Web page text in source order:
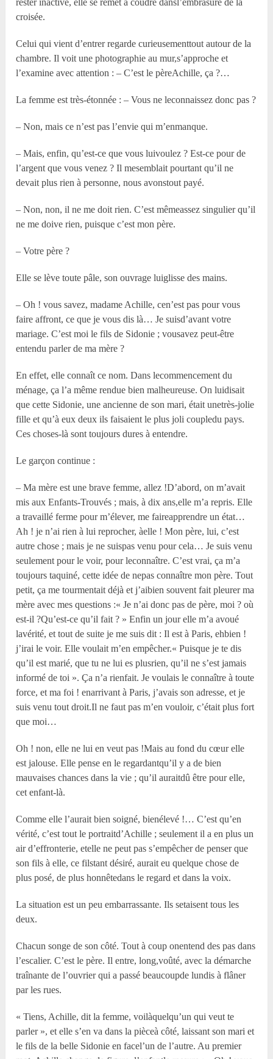
rester inactive, elle se remet à coudre dansl’embrasure de la
croisée.
Celui qui vient d’entrer regarde curieusementtout autour de la
chambre. Il voit une photographie au mur,s’approche et
l’examine avec attention : – C’est le pèreAchille, ça ?…
La femme est très-étonnée : – Vous ne leconnaissez donc pas ?
– Non, mais ce n’est pas l’envie qui m’enmanque.
– Mais, enfin, qu’est-ce que vous luivoulez ? Est-ce pour de
l’argent que vous venez ? Il mesemblait pourtant qu’il ne
devait plus rien à personne, nous avonstout payé.
– Non, non, il ne me doit rien. C’est mêmeassez singulier qu’il
ne me doive rien, puisque c’est mon père.
– Votre père ?
Elle se lève toute pâle, son ouvrage luiglisse des mains.
– Oh ! vous savez, madame Achille, cen’est pas pour vous
faire affront, ce que je vous dis là… Je suisd’avant votre
mariage. C’est moi le fils de Sidonie ; vousavez peut-être
entendu parler de ma mère ?
En effet, elle connaît ce nom. Dans lecommencement du
ménage, ça l’a même rendue bien malheureuse. On luidisait
que cette Sidonie, une ancienne de son mari, était unetrès-jolie
fille et qu’à eux deux ils faisaient le plus joli coupledu pays.
Ces choses-là sont toujours dures à entendre.
Le garçon continue :
– Ma mère est une brave femme, allez !D’abord, on m’avait
mis aux Enfants-Trouvés ; mais, à dix ans,elle m’a repris. Elle
a travaillé ferme pour m’élever, me faireapprendre un état…
Ah ! je n’ai rien à lui reprocher, àelle ! Mon père, lui, c’est
autre chose ; mais je ne suispas venu pour cela… Je suis venu
seulement pour le voir, pour leconnaître. C’est vrai, ça m’a
toujours taquiné, cette idée de nepas connaître mon père. Tout
petit, ça me tourmentait déjà et j’aibien souvent fait pleurer ma
mère avec mes questions :« Je n’ai donc pas de père, moi ? où
est-il ?Qu’est-ce qu’il fait ? » Enfin un jour elle m’a avoué
lavérité, et tout de suite je me suis dit : Il est à Paris, ehbien !
j’irai le voir. Elle voulait m’en empêcher.« Puisque je te dis
qu’il est marié, que tu ne lui es plusrien, qu’il ne s’est jamais
informé de toi ». Ça n’a rienfait. Je voulais le connaître à toute
force, et ma foi ! enarrivant à Paris, j’avais son adresse, et je
suis venu tout droit.Il ne faut pas m’en vouloir, c’était plus fort
que moi…
Oh ! non, elle ne lui en veut pas !Mais au fond du cœur elle
est jalouse. Elle pense en le regardantqu’il y a de bien
mauvaises chances dans la vie ; qu’il auraitdû être pour elle,
cet enfant-là.
Comme elle l’aurait bien soigné, bienélevé !… C’est qu’en
vérité, c’est tout le portraitd’Achille ; seulement il a en plus un
air d’effronterie, etelle ne peut pas s’empêcher de penser que
son fils à elle, ce filstant désiré, aurait eu quelque chose de
plus posé, de plus honnêtedans le regard et dans la voix.
La situation est un peu embarrassante. Ils setaisent tous les
deux.
Chacun songe de son côté. Tout à coup onentend des pas dans
l’escalier. C’est le père. Il entre, long,voûté, avec la démarche
traînante de l’ouvrier qui a passé beaucoupde lundis à flâner
par les rues.
« Tiens, Achille, dit la femme, voilàquelqu’un qui veut te
parler », et elle s’en va dans la pièceà côté, laissant son mari et
le fils de la belle Sidonie en facel’un de l’autre. Au premier